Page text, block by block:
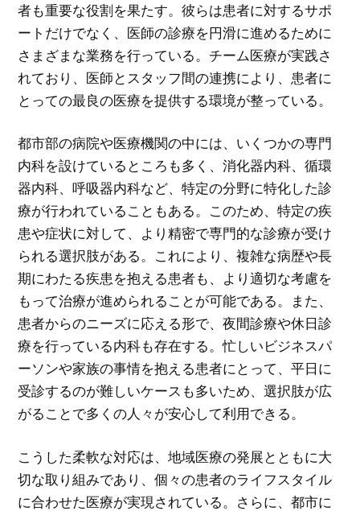
者も重要な役割を果たす。彼らは患者に対するサポ
ートだけでなく、医師の診療を円滑に進めるために
さまざまな業務を行っている。チーム医療が実践さ
れており、医師とスタッフ間の連携により、患者に
とっての最良の医療を提供する環境が整っている。
都市部の病院や医療機関の中には、いくつかの専門
内科を設けているところも多く、消化器内科、循環
器内科、呼吸器内科など、特定の分野に特化した診
療が行われていることもある。このため、特定の疾
患や症状に対して、より精密で専門的な診療が受け
られる選択肢がある。これにより、複雑な病歴や長
期にわたる疾患を抱える患者も、より適切な考慮を
もって治療が進められることが可能である。また、
患者からのニーズに応える形で、夜間診療や休日診
療を行っている内科も存在する。忙しいビジネスパ
ーソンや家族の事情を抱える患者にとって、平日に
受診するのが難しいケースも多いため、選択肢が広
がることで多くの人々が安心して利用できる。
こうした柔軟な対応は、地域医療の発展とともに大
切な取り組みであり、個々の患者のライフスタイル
に合わせた医療が実現されている。さらに、都市に